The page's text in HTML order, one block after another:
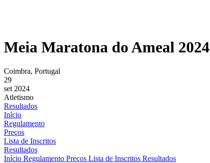
Meia Maratona do Ameal 2024
Coimbra, Portugal
29
set 2024
Atletismo
Resultados
Início
Regulamento
Preços
Lista de Inscritos
Resultados
Início Regulamento Preços Lista de Inscritos Resultados